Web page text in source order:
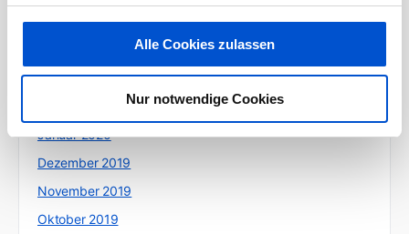
Alle Cookies zulassen
Nur notwendige Cookies
Mai 2020
März 2020
Januar 2020
Dezember 2019
November 2019
Oktober 2019